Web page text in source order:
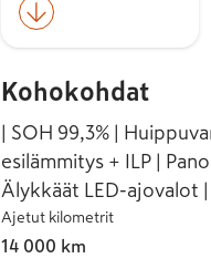
Kohokohdat
| SOH 99,3% |
esilämmitys + ILP |
Älykkäät LED-ajovalot
Ajetut kilometrit
14 000 km